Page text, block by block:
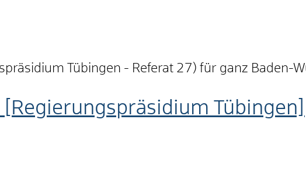
Tübingen - Referat 27) für ganz Baden-
Tübingen]